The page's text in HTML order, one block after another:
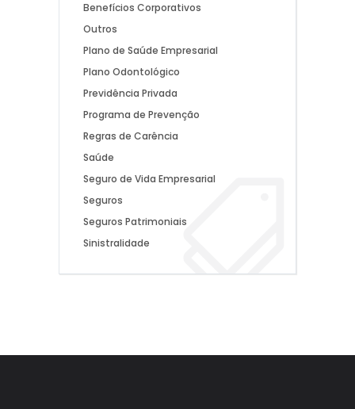
Benefícios Corporativos
Outros
Plano de Saúde Empresarial
Plano Odontológico
Previdência Privada
Programa de Prevenção
Regras de Carência
Saúde
Seguro de Vida Empresarial
Seguros
Seguros Patrimoniais
Sinistralidade